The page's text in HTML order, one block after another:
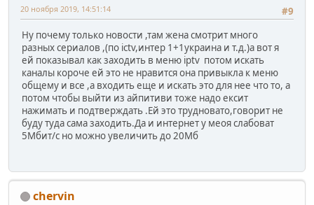
#9
20 ноября 2019, 14:51:14
Ну почему только новости ,там жена смотрит много
разных сериалов ,(по ictv,интер 1+1украина и т.д.)а вот я
ей показывал как заходить в меню iptv потом искать
каналы короче ей это не нравится она привыкла к меню
общему и все ,а входить еще и искать это для нее что то, а
потом чтобы выйти из айпитиви тоже надо ексит
нажимать и подтверждать .Ей это трудновато,говорит не
буду туда сама заходить.Да и интернет у меоя слабоват
5Мбит/с но можно увеличить до 20Мб
chervin